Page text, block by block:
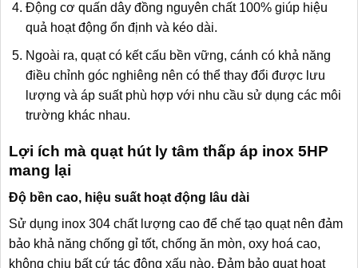
Động cơ quấn dây đồng nguyên chất 100% giúp hiệu
quả hoạt động ổn định và kéo dài.
Ngoài ra, quạt có kết cấu bền vững, cánh có khả năng
điều chỉnh góc nghiêng nên có thể thay đổi được lưu
lượng và áp suất phù hợp với nhu cầu sử dụng các môi
trường khác nhau.
Lợi ích mà quạt hút ly tâm thấp áp inox 5HP
mang lại
Độ bền cao, hiệu suất hoạt động lâu dài
Sử dụng inox 304 chất lượng cao để chế tạo quạt nên đảm
bảo khả năng chống gỉ tốt, chống ăn mòn, oxy hoá cao,
không chịu bất cứ tác động xấu nào. Đảm bảo quạt hoạt